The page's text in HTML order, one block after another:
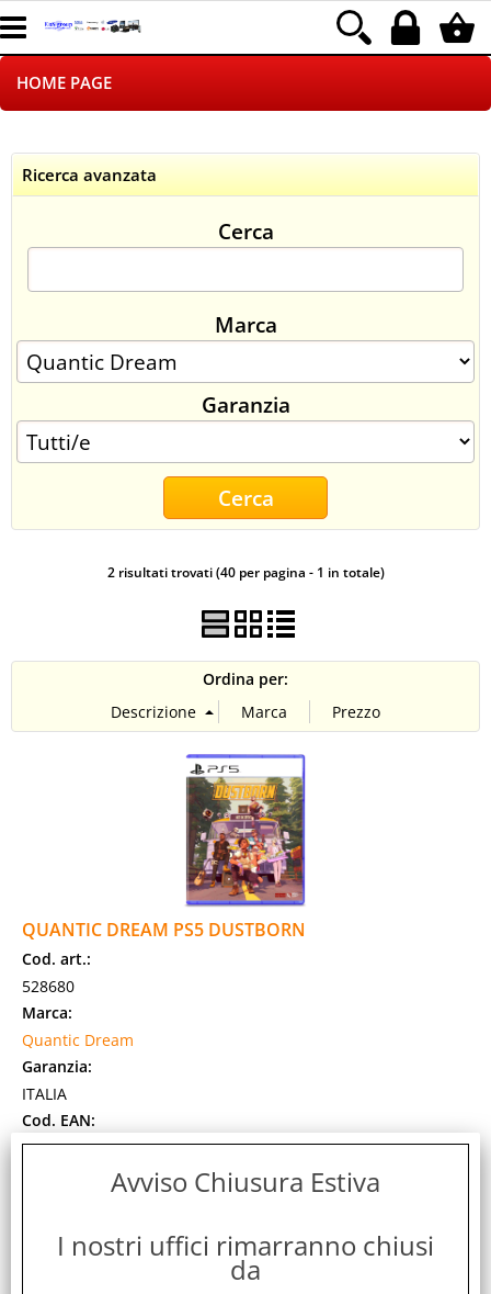
HOME PAGE
LOGISTICA
NEGOZI ON LINE
SINCRONIZZATI CON NOI
SPEDIZIONI
CONTATTI
Ricerca avanzata
Cerca
Marca
Garanzia
2 risultati trovati (40 per pagina - 1 in totale)
Ordina per:
QUANTIC DREAM PS5 DUSTBORN
Cod. art.:
528680
Marca:
Quantic Dream
Garanzia:
ITALIA
Cod. EAN:
3701403101024
Cod. Produttore:
Non Disponibile
Avviso Chiusura Estiva
I nostri uffici rimarranno chiusi
da